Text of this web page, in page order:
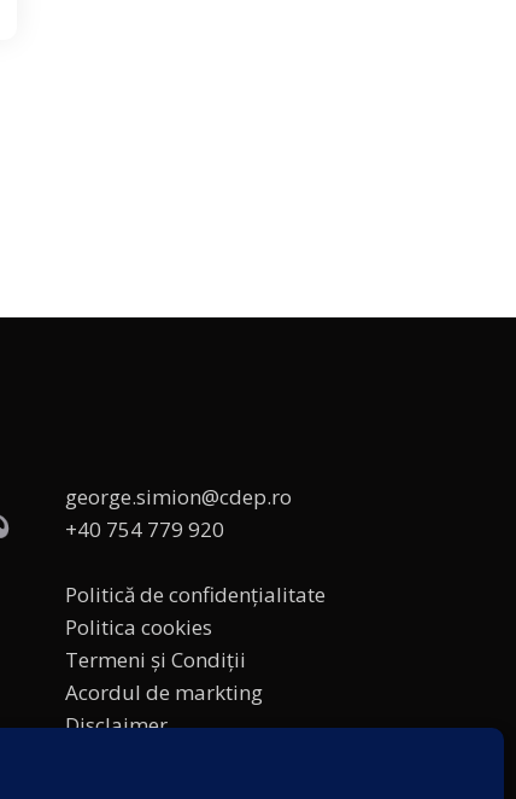
george.simion@cdep.ro
+40 754 779 920
Politică de confidențialitate
Politica cookies
Termeni și Condiții
Acordul de markting
Disclaimer